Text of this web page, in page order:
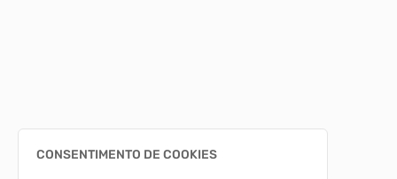
CONSENTIMENTO DE COOKIES